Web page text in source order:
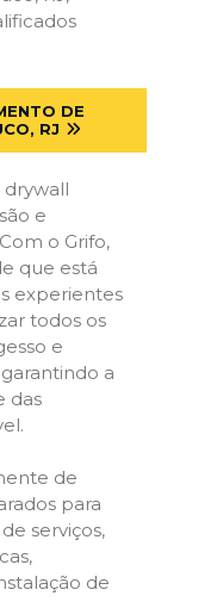
DE
RJ
drywall
e
o Grifo,
que está
experientes
todos os
e
a
das
de
para
serviços,
de